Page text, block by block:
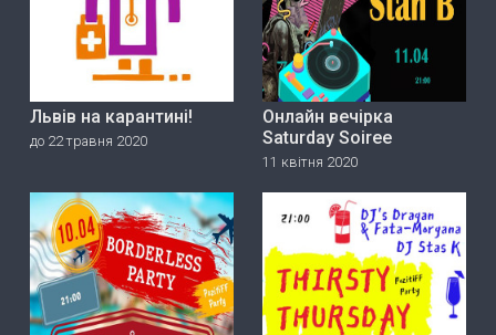
Львів на карантині!
до 22 травня 2020
Онлайн вечірка
Saturday Soiree
11 квітня 2020